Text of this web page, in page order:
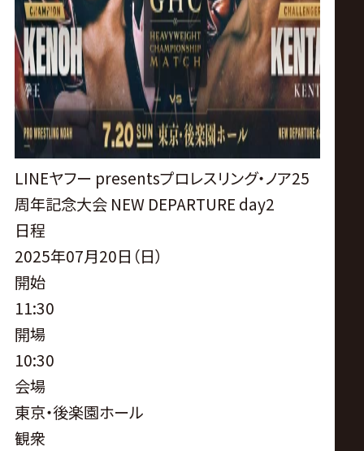
LINEヤフー presentsプロレスリング・ノア25
周年記念大会 NEW DEPARTURE day2
日程
2025年07月20日（日）
開始
11:30
開場
10:30
会場
東京・後楽園ホール
観衆